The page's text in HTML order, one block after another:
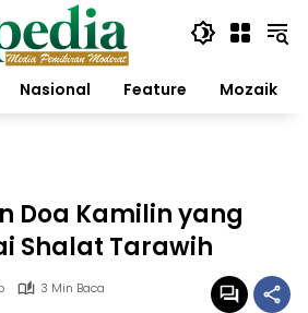
Nasional Feature Mozaik
Doa Kamilin yang
Shalat Tarawih
3 Min Baca